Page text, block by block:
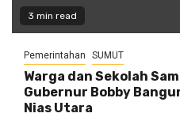
3 min read
Pemerintahan SUMUT
Warga dan Sekolah
Gubernur Bobby
Nias Utara